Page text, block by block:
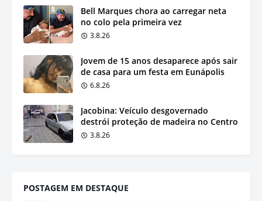
Bell Marques chora ao carregar neta
no colo pela primeira vez
3.8.26
Jovem de 15 anos desaparece após sair
de casa para um festa em Eunápolis
6.8.26
Jacobina: Veículo desgovernado
destrói proteção de madeira no Centro
3.8.26
POSTAGEM EM DESTAQUE